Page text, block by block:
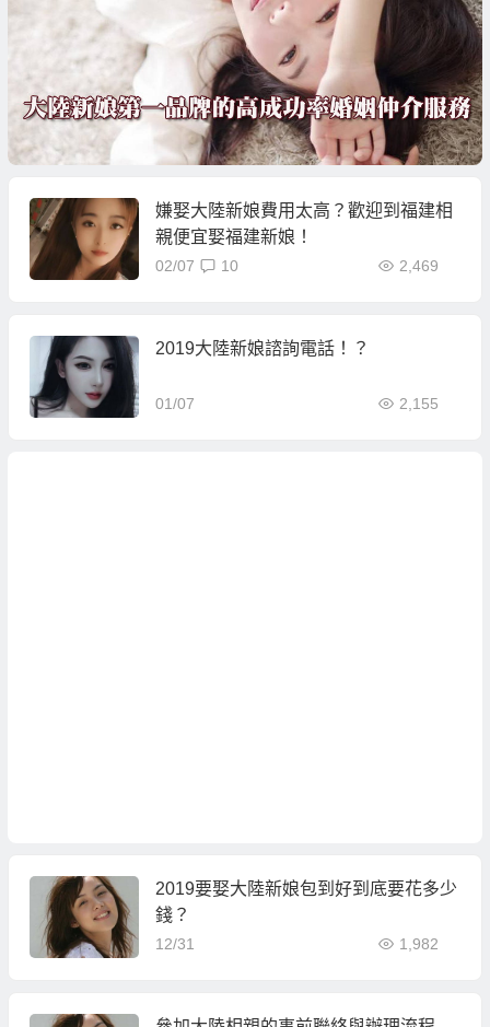
嫌娶大陸新娘費用太高？歡迎到福建相
親便宜娶福建新娘！
02/07 2,469
10
2019大陸新娘諮詢電話！？
01/07 2,155
2019要娶大陸新娘包到好到底要花多少
錢？
12/31 1,982